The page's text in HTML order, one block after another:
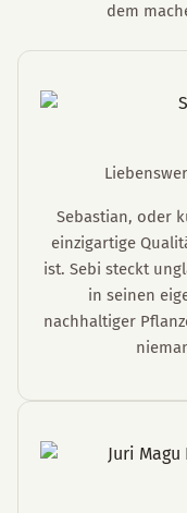
dem
Sebastian, oder
einzigartige
ist. Sebi steckt
in seinen
nachhaltiger